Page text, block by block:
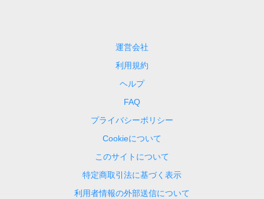
運営会社
利用規約
ヘルプ
FAQ
プライバシーポリシー
Cookieについて
このサイトについて
特定商取引法に基づく表示
利用者情報の外部送信について